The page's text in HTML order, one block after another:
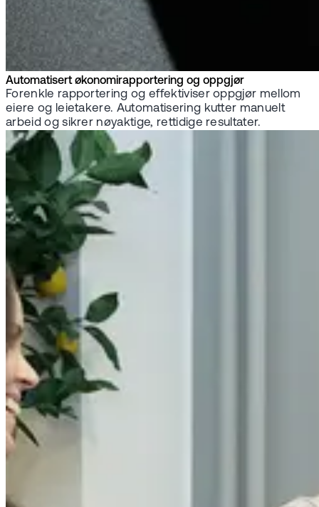
Automatisert økonomirapportering og oppgjør
Forenkle rapportering og effektiviser oppgjør mellom
eiere og leietakere. Automatisering kutter manuelt
arbeid og sikrer nøyaktige, rettidige resultater.